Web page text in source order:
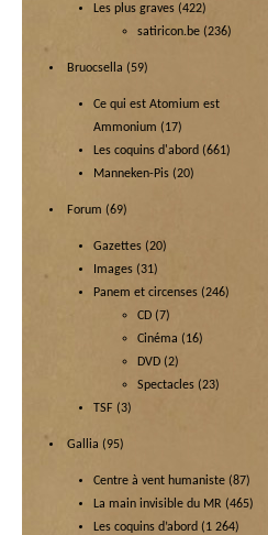
Les plus graves (422)
satiricon.be (236)
Bruocsella (59)
Ce qui est Atomium est
Ammonium (17)
Les coquins d'abord (661)
Manneken-Pis (20)
Forum (69)
Gazettes (20)
Images (31)
Panem et circenses (246)
CD (7)
Cinéma (16)
DVD (2)
Spectacles (23)
TSF (3)
Gallia (95)
Centre à vent humaniste (87)
La main invisible du MR (465)
Les coquins d’abord (1 264)